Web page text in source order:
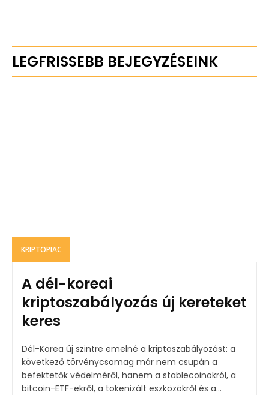
LEGFRISSEBB BEJEGYZÉSEINK
KRIPTOPIAC
A dél-koreai
kriptoszabályozás új kereteket
keres
Dél-Korea új szintre emelné a kriptoszabályozást: a
következő törvénycsomag már nem csupán a
befektetők védelméről, hanem a stablecoinokról, a
bitcoin-ETF-ekről, a tokenizált eszközökről és a...